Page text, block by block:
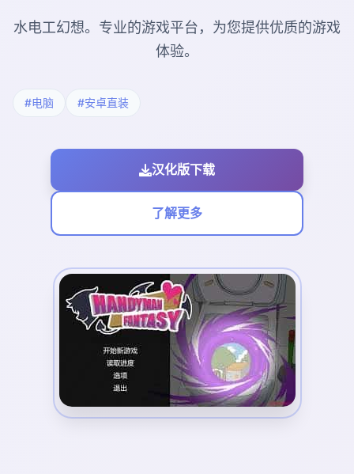
水电工幻想。专业的游戏平台，为您提供优质的游戏
体验。
#电脑 #安卓直装
汉化版下载
了解更多